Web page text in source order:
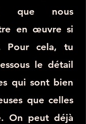
que nous
en œuvre si
Pour cela, tu
le détail
qui sont bien
que celles
On peut déjà